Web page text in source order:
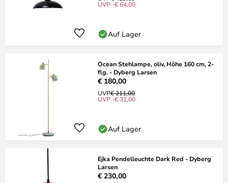
UVP -€ 64,00
Auf Lager
Ocean Stehlampe, oliv, Höhe 160 cm, 2-
flg. - Dyberg Larsen
€ 180,00
UVP€ 211,00
UVP -€ 31,00
Auf Lager
Ejka Pendelleuchte Dark Red - Dyberg
Larsen
€ 230,00